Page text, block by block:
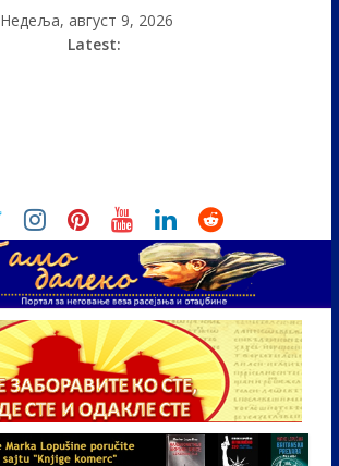
Недеља, август 9, 2026
Latest: